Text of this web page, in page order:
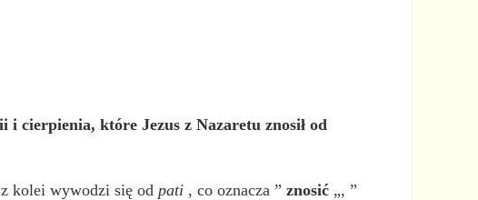
i cierpienia, które Jezus z Nazaretu znosił od
kolei wywodzi się od pati , co oznacza ”znosić „, ”